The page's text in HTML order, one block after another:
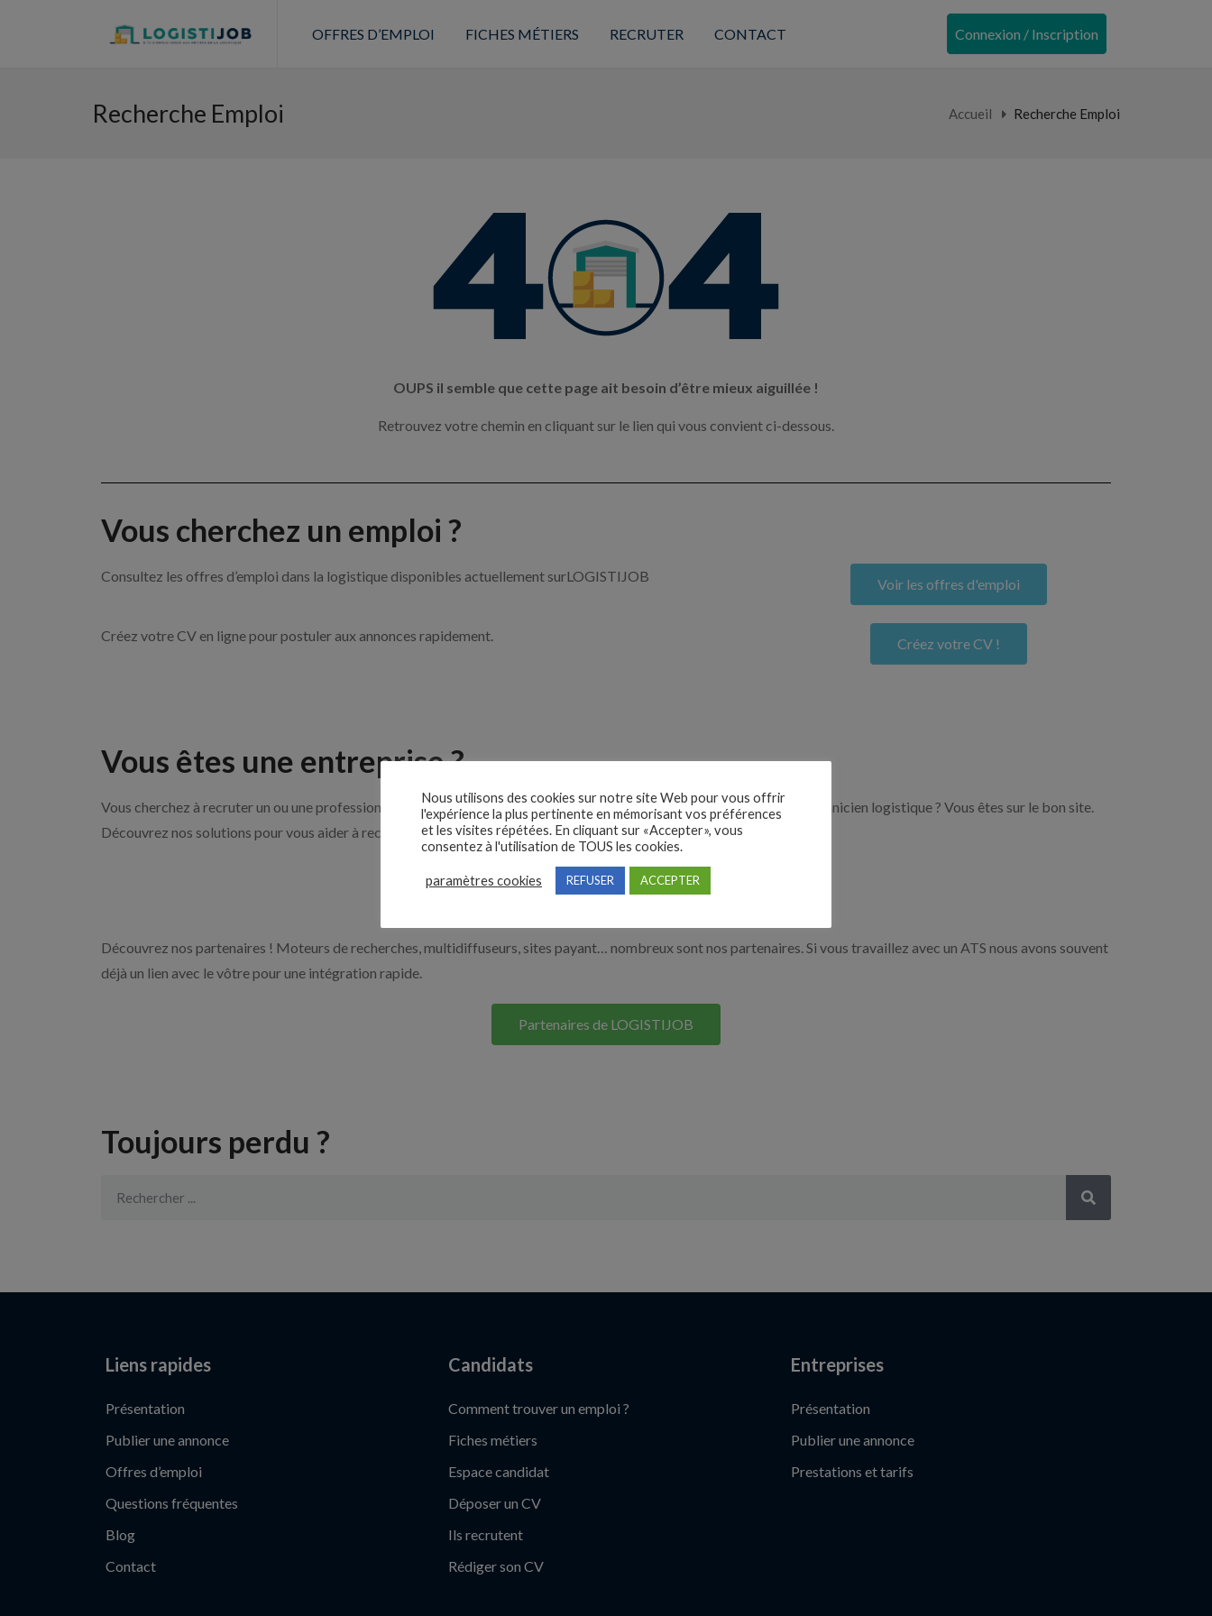
OFFRES D’EMPLOI FICHES MÉTIERS RECRUTER CONTACT Connexion / Inscription
Recherche Emploi Accueil Recherche Emploi
OUPS il semble que cette page ait besoin d’être mieux aiguillée !
Retrouvez votre chemin en cliquant sur le lien qui vous convient ci-dessous.
Vous cherchez un emploi ?
Consultez les offres d’emploi dans la logistique disponibles actuellement surLOGISTIJOB Voir les offres d'emploi
Créez votre CV en ligne pour postuler aux annonces rapidement. Créez votre CV !
Vous êtes une entreprise ?
Vous cherchez à recruter un ou une professionnelle de la logistique par exemple un acheteur, un cariste ou encore un technicien logistique ? Vous êtes sur le bon site.
Découvrez nos solutions pour vous aider à recruter en cliquant sur le bouton ci-dessous.
Nos solutions entreprises
Découvrez nos partenaires ! Moteurs de recherches, multidiffuseurs, sites payant… nombreux sont nos partenaires. Si vous travaillez avec un ATS nous avons souvent
déjà un lien avec le vôtre pour une intégration rapide.
Partenaires de LOGISTIJOB
Toujours perdu ?
Liens rapides
Présentation
Publier une annonce
Offres d’emploi
Questions fréquentes
Blog
Contact
Candidats
Comment trouver un emploi ?
Fiches métiers
Espace candidat
Déposer un CV
Ils recrutent
Rédiger son CV
Entreprises
Présentation
Publier une annonce
Prestations et tarifs
Nous utilisons des cookies sur notre site Web pour vous offrir
l'expérience la plus pertinente en mémorisant vos préférences
et les visites répétées. En cliquant sur «Accepter», vous
consentez à l'utilisation de TOUS les cookies.
paramètres cookies REFUSER ACCEPTER